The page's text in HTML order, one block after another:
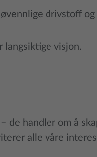
drivstoff
langsiktige visjon.
de handler om å
alle våre